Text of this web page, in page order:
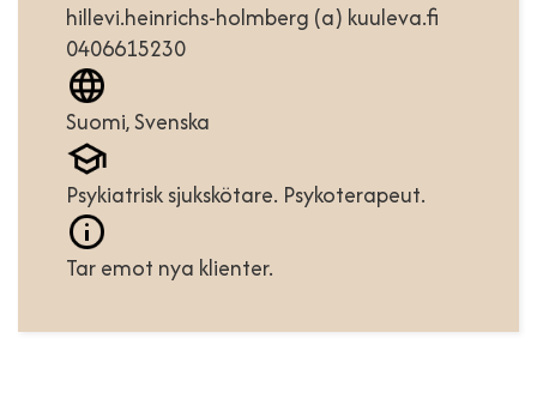
hillevi.heinrichs-holmberg (a) kuuleva.fi
0406615230
Suomi, Svenska
Psykiatrisk sjukskötare. Psykoterapeut.
Tar emot nya klienter.